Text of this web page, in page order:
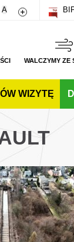
rozmiar
A Zwiększ
WALCZYMY ZE
WIZYTĘ